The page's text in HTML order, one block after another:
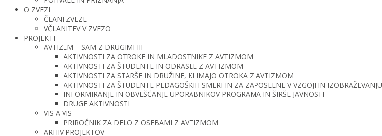
O ZVEZI
ČLANI ZVEZE
VČLANITEV V ZVEZO
PROJEKTI
AVTIZEM – SAM Z DRUGIMI III
AKTIVNOSTI ZA OTROKE IN MLADOSTNIKE Z AVTIZMOM
AKTIVNOSTI ZA ŠTUDENTE IN ODRASLE Z AVTIZMOM
AKTIVNOSTI ZA STARŠE IN DRUŽINE, KI IMAJO OTROKA Z AVTIZMOM
AKTIVNOSTI ZA ŠTUDENTE PEDAGOŠKIH SMERI IN ZA ZAPOSLENE V VZGOJI IN IZOBRAŽEVANJU
INFORMIRANJE IN OBVEŠČANJE UPORABNIKOV PROGRAMA IN ŠIRŠE JAVNOSTI
DRUGE AKTIVNOSTI
VIS A VIS
PRIROČNIK ZA DELO Z OSEBAMI Z AVTIZMOM
ARHIV PROJEKTOV